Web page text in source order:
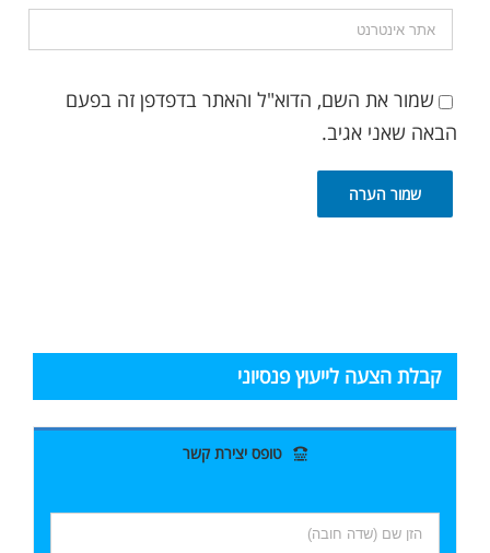
שמור את השם, הדוא"ל והאתר בדפדפן זה בפעם
הבאה שאני אגיב.
קבלת הצעה לייעוץ פנסיוני
טופס יצירת קשר